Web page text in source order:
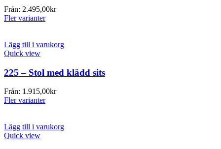
Från: 2.495,00kr
Fler varianter
Lägg till i varukorg
Quick view
225 – Stol med klädd sits
Från: 1.915,00kr
Fler varianter
Lägg till i varukorg
Quick view